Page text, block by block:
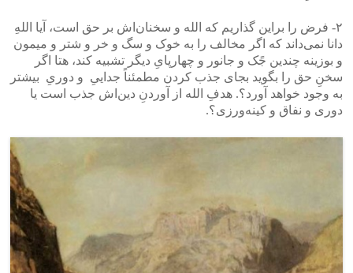
۲- فرض را بر‌این گذاریم که الله و سخنان‌اش بر حق است، آیا اللهِ
دانا نمی‌داند که اگر مخالف را به خوک و سگ و خر و شتر و میمون
و بوزینه چندین جًک و جانور و چهارپایِ دیگر تشبیه کند، هتا اگر
سخنِ حق را بگوید بجای جذب کردن مطمئناً جداییِ و دوریِ بیشتر
به وجود خواهد آورد؟. هدفِ الله از آوردنِ دین‌اش جذب است یا
دوری و نفاق و کینه‌ورزی؟.